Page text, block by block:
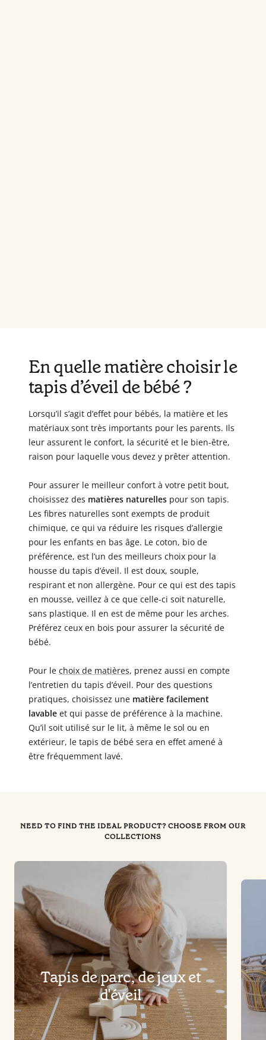
En quelle matière choisir le
tapis d’éveil de bébé ?
Lorsqu’il s’agit d’effet pour bébés, la matière et les
matériaux sont très importants pour les parents. Ils
leur assurent le confort, la sécurité et le bien-être,
raison pour laquelle vous devez y prêter attention.
Pour assurer le meilleur confort à votre petit bout,
choisissez des matières naturelles pour son tapis.
Les fibres naturelles sont exempts de produit
chimique, ce qui va réduire les risques d’allergie
pour les enfants en bas âge. Le coton, bio de
préférence, est l’un des meilleurs choix pour la
housse du tapis d’éveil. Il est doux, souple,
respirant et non allergène. Pour ce qui est des tapis
en mousse, veillez à ce que celle-ci soit naturelle,
sans plastique. Il en est de même pour les arches.
Préférez ceux en bois pour assurer la sécurité de
bébé.
Pour le choix de matières, prenez aussi en compte
l’entretien du tapis d’éveil. Pour des questions
pratiques, choisissez une matière facilement
lavable et qui passe de préférence à la machine.
Qu’il soit utilisé sur le lit, à même le sol ou en
extérieur, le tapis de bébé sera en effet amené à
être fréquemment lavé.
NEED TO FIND THE IDEAL PRODUCT? CHOOSE FROM OUR
COLLECTIONS
Tapis de parc, de jeux et
d'éveil